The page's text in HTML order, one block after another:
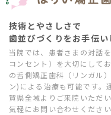
技術とやさしさで
歯並びづくりをお手伝い
当院では、患者さまの対話
コンセント）を大切にして
の舌側矯正歯科（リンガル
ン)による治療も可能です。
賀県全域よりご来院いただ
気軽にお問い合わせください